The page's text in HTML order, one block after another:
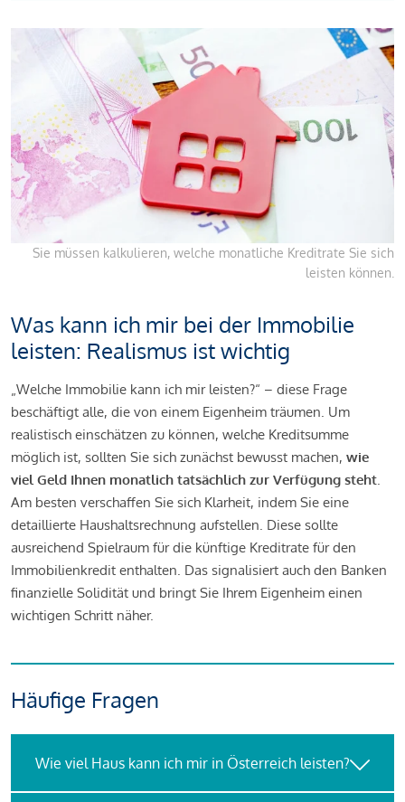
Sie müssen kalkulieren, welche monatliche Kreditrate Sie sich
leisten können.
Was kann ich mir bei der Immobilie
leisten: Realismus ist wichtig
„Welche Immobilie kann ich mir leisten?“ – diese Frage
beschäftigt alle, die von einem Eigenheim träumen. Um
realistisch einschätzen zu können, welche Kreditsumme
möglich ist, sollten Sie sich zunächst bewusst machen, wie
viel Geld Ihnen monatlich tatsächlich zur Verfügung steht.
Am besten verschaffen Sie sich Klarheit, indem Sie eine
detaillierte Haushaltsrechnung aufstellen. Diese sollte
ausreichend Spielraum für die künftige Kreditrate für den
Immobilienkredit enthalten. Das signalisiert auch den Banken
finanzielle Solidität und bringt Sie Ihrem Eigenheim einen
wichtigen Schritt näher.
Häufige Fragen
Wie viel Haus kann ich mir in Österreich leisten?